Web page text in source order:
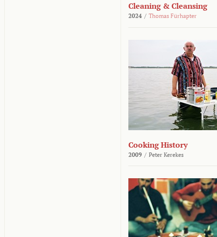
Cleaning & Cleansing
2024 / Thomas Fürhapter
Cooking History
2009 / Peter Kerekes